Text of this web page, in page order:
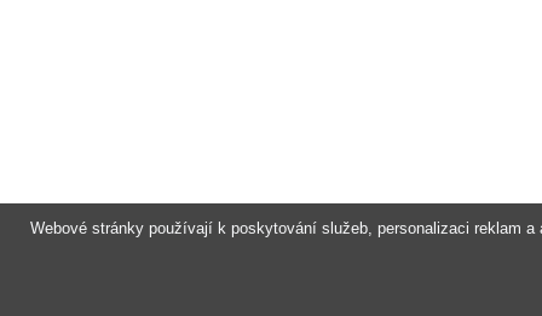
Webové stránky používají k poskytování služeb, personalizaci reklam